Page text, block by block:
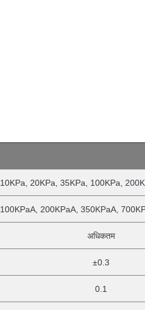
10KPa, 20KPa, 35KPa, 100KPa,
100KPaA, 200KPaA, 350KPaA,
अधिकतम
±0.3
0.1